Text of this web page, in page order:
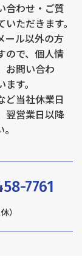
合わせ・ご質
ただきます。
ール以外の方
ので、個人情
お問い合わ
す。
ど当社休業日
翌営業日以降
7761
）